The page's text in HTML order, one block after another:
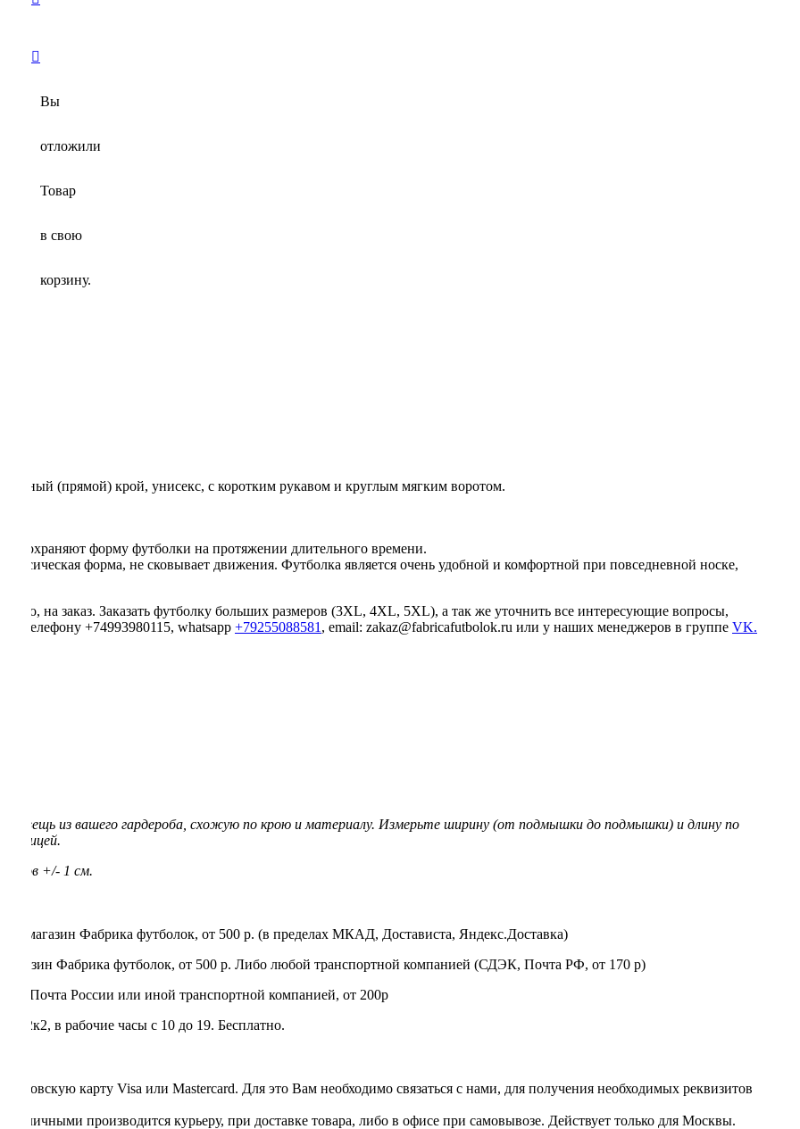
Вы
отложили
Товар
в свою
корзину.
(прямой) крой, унисекс, с коротким рукавом и круглым мягким воротом.
сохраняют форму футболки на протяжении длительного времени.
форма, не сковывает движения. Футболка является очень удобной и комфортной при повседневной носке,
на заказ. Заказать футболку больших размеров (3XL, 4XL, 5XL), а так же уточнить все интересующие вопросы,
телефону +74993980115, whatsapp +79255088581 , email: zakaz@fabricafutbolok.ru или у наших менеджеров в группе VK.
вещь из вашего гардероба, схожую по крою и материалу. Измерьте ширину (от подмышки до подмышки) и длину по
+/- 1 см.
магазин Фабрика футболок, от 500 р. (в пределах МКАД, Достависта, Яндекс.Доставка)
Фабрика футболок, от 500 р. Либо любой транспортной компанией (СДЭК, Почта РФ, от 170 р)
Почта России или иной транспортной компанией, от 200р
в рабочие часы с 10 до 19. Бесплатно.
банковскую карту Visa или Mastercard. Для это Вам необходимо связаться с нами, для получения необходимых реквизитов
наличными производится курьеру, при доставке товара, либо в офисе при самовывозе. Действует только для Москвы.